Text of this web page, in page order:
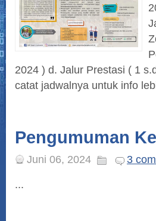
2024 ) d. Jalur Prestasi ( 1
catat jadwalnya untuk info
Pengumuman
Juni 06, 2024
3
...